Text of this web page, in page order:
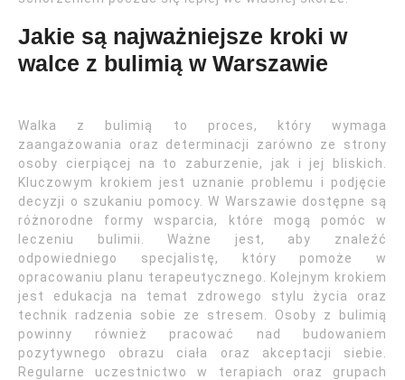
Jakie są najważniejsze kroki w
walce z bulimią w Warszawie
Walka z bulimią to proces, który wymaga
zaangażowania oraz determinacji zarówno ze strony
osoby cierpiącej na to zaburzenie, jak i jej bliskich.
Kluczowym krokiem jest uznanie problemu i podjęcie
decyzji o szukaniu pomocy. W Warszawie dostępne są
różnorodne formy wsparcia, które mogą pomóc w
leczeniu bulimii. Ważne jest, aby znaleźć
odpowiedniego specjalistę, który pomoże w
opracowaniu planu terapeutycznego. Kolejnym krokiem
jest edukacja na temat zdrowego stylu życia oraz
technik radzenia sobie ze stresem. Osoby z bulimią
powinny również pracować nad budowaniem
pozytywnego obrazu ciała oraz akceptacji siebie.
Regularne uczestnictwo w terapiach oraz grupach